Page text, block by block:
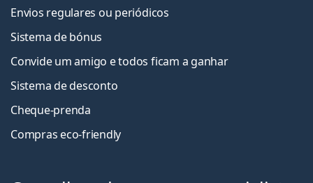
Envios regulares ou periódicos
Sistema de bónus
Convide um amigo e todos ficam a ganhar
Sistema de desconto
Cheque-prenda
Compras eco-friendly